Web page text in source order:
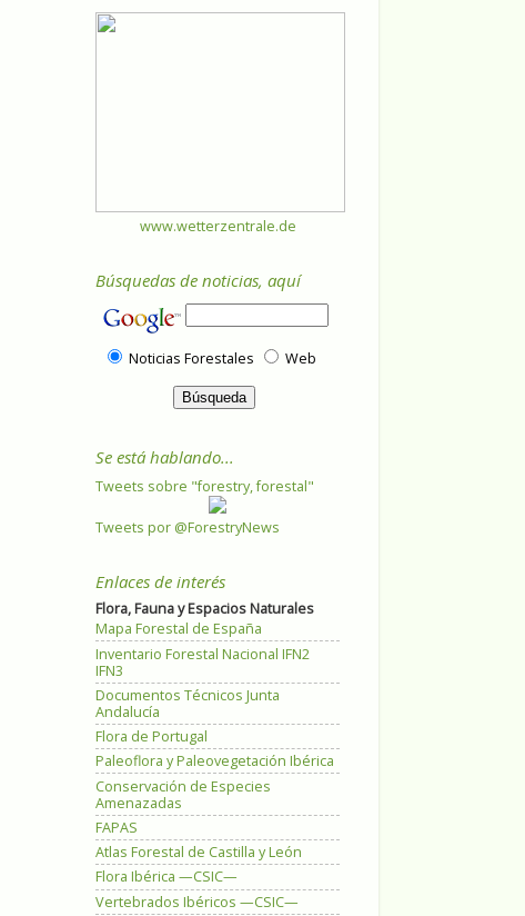
www.wetterzentrale.de
Búsquedas de noticias, aquí
Noticias Forestales Web
Se está hablando...
Tweets sobre "forestry, forestal"
Tweets por @ForestryNews
Enlaces de interés
Flora, Fauna y Espacios Naturales
Mapa Forestal de España
Inventario Forestal Nacional IFN2
IFN3
Documentos Técnicos Junta
Andalucía
Flora de Portugal
Paleoflora y Paleovegetación Ibérica
Conservación de Especies
Amenazadas
FAPAS
Atlas Forestal de Castilla y León
Flora Ibérica —CSIC—
Vertebrados Ibéricos —CSIC—